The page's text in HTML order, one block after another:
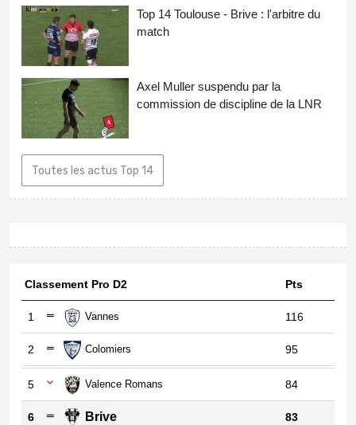
Top 14 Toulouse - Brive : l'arbitre du
match
Axel Muller suspendu par la
commission de discipline de la LNR
Toutes les actus Top 14
Classement Pro D2 Pts
1 Vannes 116
2 Colomiers 95
5 Valence Romans 84
6 Brive 83